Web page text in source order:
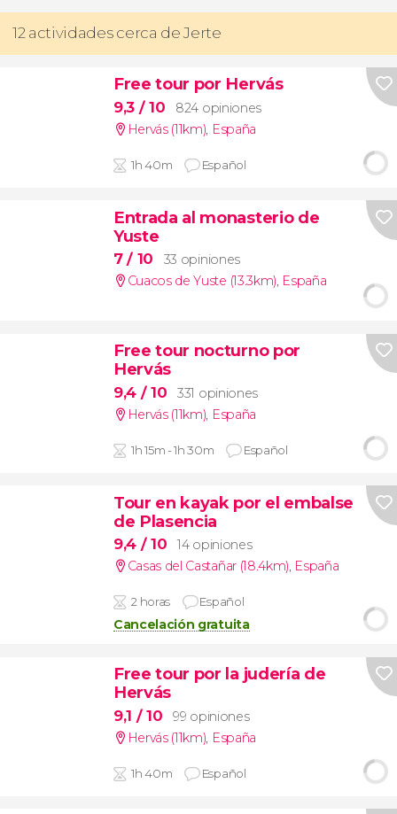
12 actividades cerca de Jerte
Free tour por Hervás
9,3 / 10
824 opiniones
Hervás (11km), España
1h 40m Español
Entrada al monasterio de
Yuste
7/ 10
33 opiniones
Cuacos de Yuste (13.3km), España
Free tour nocturno por
Hervás
9,4 / 10
331 opiniones
Hervás (11km), España
1h 15m - 1h 30m Español
Tour en kayak por el embalse
de Plasencia
9,4 / 10
14 opiniones
Casas del Castañar (18.4km), España
2 horas Español
Cancelación gratuita
Free tour por la judería de
Hervás
9,1 / 10
99 opiniones
Hervás (11km), España
1h 40m Español